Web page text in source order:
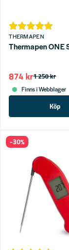
THERMAPEN
Thermapen ONE
1 250 kr
874 kr
Finns i Webblager
Köp
-30%